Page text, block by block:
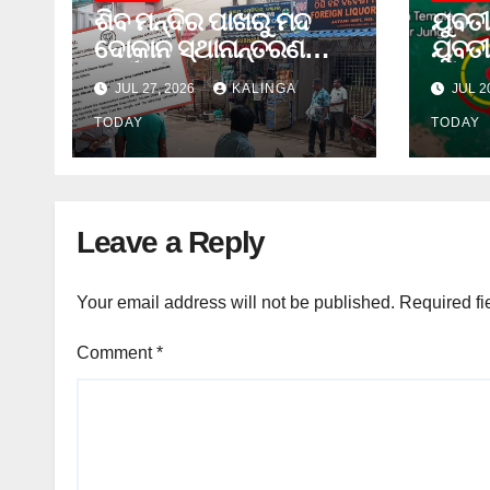
ଶିବ ମନ୍ଦିର ପାଖରୁ ମଦ
ଦୋକାନ ସ୍ଥାନାନ୍ତରଣ
ପାଇଁ ଜିଲ୍ଲା ପ୍ରଶାସନକୁ
ଦାବି କଲେ ଅନିଲ
JUL 27, 2026 KALINGA
TODAY
ଓ
ଜେଲ
JUL
TODAY
Leave a Reply
Your email address will not be published. Required
Comment*